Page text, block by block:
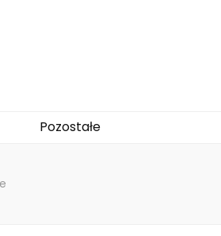
Pozostałe